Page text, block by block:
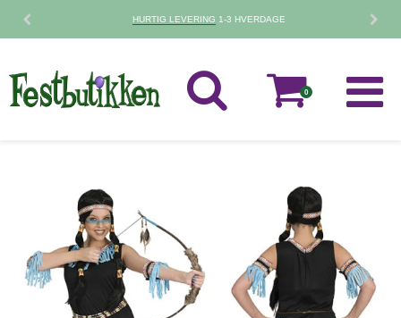
HURTIG LEVERING 1-3 HVERDAGE
0